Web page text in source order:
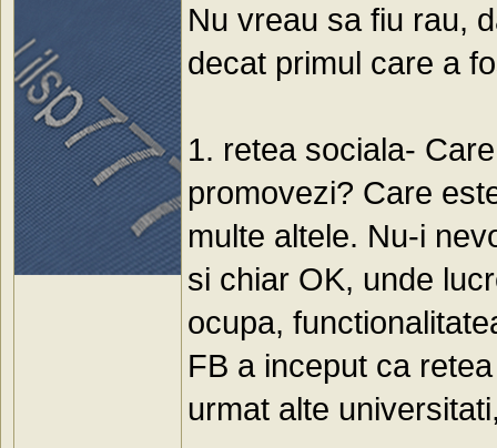
Nu vreau sa fiu rau,
decat primul care a
1. retea sociala-
promovezi? Care
multe altele. Nu-i
si chiar OK, unde
ocupa,
FB a inceput ca
urmat alte